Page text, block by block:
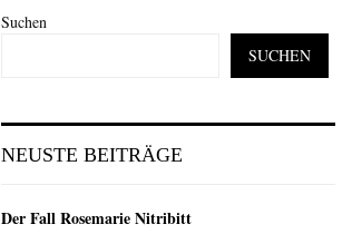
Suchen
SUCHEN
NEUSTE BEITRÄGE
Der Fall Rosemarie Nitribitt